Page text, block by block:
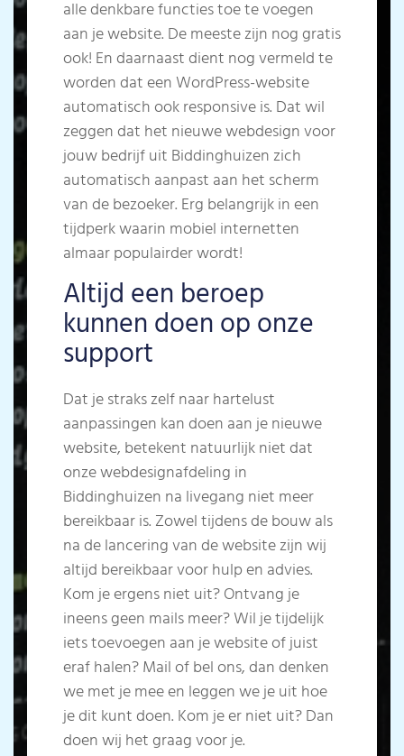
alle denkbare functies toe te voegen
aan je website. De meeste zijn nog gratis
ook! En daarnaast dient nog vermeld te
worden dat een WordPress-website
automatisch ook responsive is. Dat wil
zeggen dat het nieuwe webdesign voor
jouw bedrijf uit Biddinghuizen zich
automatisch aanpast aan het scherm
van de bezoeker. Erg belangrijk in een
tijdperk waarin mobiel internetten
almaar populairder wordt!
Altijd een beroep
kunnen doen op onze
support
Dat je straks zelf naar hartelust
aanpassingen kan doen aan je nieuwe
website, betekent natuurlijk niet dat
onze webdesignafdeling in
Biddinghuizen na livegang niet meer
bereikbaar is. Zowel tijdens de bouw als
na de lancering van de website zijn wij
altijd bereikbaar voor hulp en advies.
Kom je ergens niet uit? Ontvang je
ineens geen mails meer? Wil je tijdelijk
iets toevoegen aan je website of juist
eraf halen? Mail of bel ons, dan denken
we met je mee en leggen we je uit hoe
je dit kunt doen. Kom je er niet uit? Dan
doen wij het graag voor je.